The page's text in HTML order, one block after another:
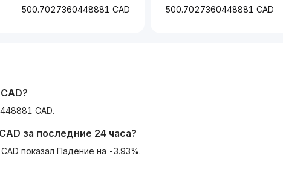
500.7027360448881 CAD 500.7027360448881 CAD
CAD?
CAD.
CAD за последние 24 часа?
показал Падение на -3.93%.